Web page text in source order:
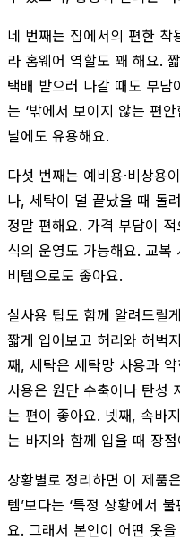
네 번째는 집에서의 편한 착
라 홈웨어 역할도 꽤 해요.
택배 받으러 나갈 때도 부담
는 ‘밖에서 보이지 않는 편
날에도 유용해요.
다섯 번째는 예비용·비상용
나, 세탁이 덜 끝났을 때 돌
정말 편해요. 가격 부담이
식의 운영도 가능해요. 교
비템으로도 좋아요.
실사용 팁도 함께 알려드릴
짧게 입어보고 허리와 허벅
째, 세탁은 세탁망 사용과
사용은 원단 수축이나 탄성
는 편이 좋아요. 넷째, 속바
는 바지와 함께 입을 때 장
상황별로 정리하면 이 제품
템’보다는 ‘특정 상황에서
요. 그래서 본인이 어떤 옷